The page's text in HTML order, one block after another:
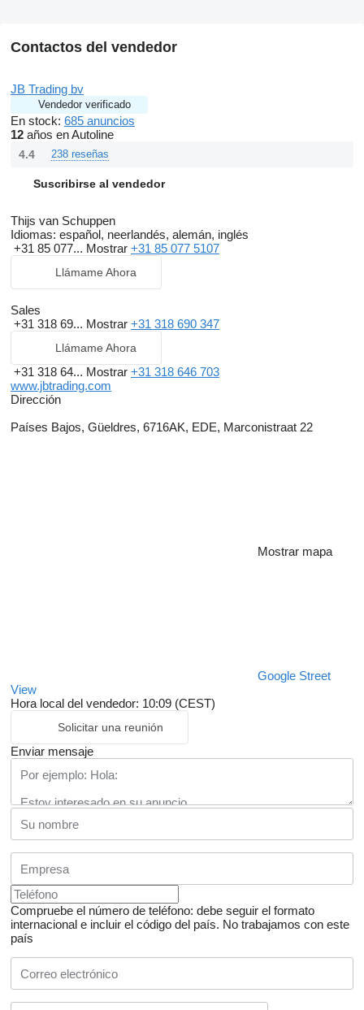
Contactos del vendedor
JB Trading bv
Vendedor verificado
En stock: 685 anuncios
12 años en Autoline
4.4 238 reseñas
Suscribirse al vendedor
Thijs van Schuppen
Idiomas: español, neerlandés, alemán, inglés
+31 85 077... Mostrar +31 85 077 5107
Llámame Ahora
Sales
+31 318 69... Mostrar +31 318 690 347
Llámame Ahora
+31 318 64... Mostrar +31 318 646 703
www.jbtrading.com
Dirección
Países Bajos, Güeldres, 6716AK, EDE, Marconistraat 22
Mostrar mapa
Google Street
View
Hora local del vendedor: 10:09 (CEST)
Solicitar una reunión
Enviar mensaje
Compruebe el número de teléfono: debe seguir el formato
internacional e incluir el código del país. No trabajamos con este
país